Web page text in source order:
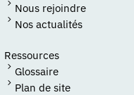
Nous rejoindre
Nos actualités
Ressources
Glossaire
Plan de site